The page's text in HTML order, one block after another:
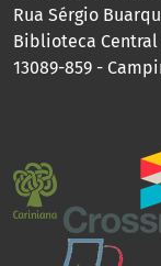
Rua Sérgio
Biblioteca Central
13089-859 -